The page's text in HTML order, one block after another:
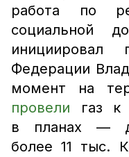
работа по
социальной
инициировал
Федерации
момент на
провели газ к
в планах —
более 11 тыс.